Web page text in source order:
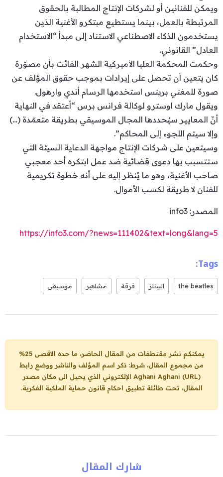
ويمكن للفنانين أو لشركات الإنتاج المطالبة بالحقوق
المرتبطة بالعمل، بينما يستطيع مبتكرو الأغنية الذين
يستخدمون الذكاء الاصطناعي الاستناد إلى مبدأ “الاستخدام
العادل” القانوني.
وحكمت المحكمة العليا الأميركية الشهر الفائت بأن مصوّرة
كان يتعين أن تحصل على إيرادات بموجب حقوق المؤلف عن
صورة للمغني برينس استخدمها الرسام أندي وارهول.
ويقول مارك اوسترو لوكالة فرانس برس “أعتقد في النهاية
أنّ المعايير سيُحددها المجال الموسيقي بطريقة متعمّدة (…)
وإلا سيتم اللجوء إلى المحاكم”.
وسيتعين على شركات الإنتاج مواجهة الدعاية السيئة التي
ستتسبب بها دعوى قضائية ضد عمل ابتكره أحد معجبي
صاحب الأغنية، وهو ما يُنظر إليه على أنه خطوة تكريمية
للفنان لا طريقة لكسب الأموال.
المصدر: info3
https://info3.com/?news=111402&text=long&lang=5
Tags:
the beatles البيتلز فرقة مشاهير موسيقى
يمكنكم نشر مقتطفات من المقال الحاضر، ما حده الاقصى 25%
من مجموع المقال، شرط: ذكر اسم المؤلف والناشر ووضع رابط
Aghani Aghani (URL) الإلكتروني الذي يحيل الى مكان مصدر
المقال، تحت طائلة تطبيق احكام قانون حماية الملكية الفكرية.
شارك المقال